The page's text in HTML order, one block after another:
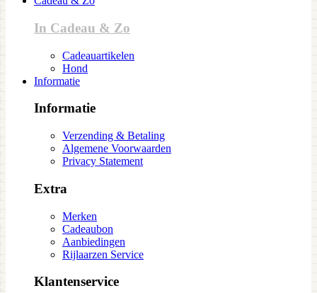
In Cadeau & Zo
Cadeauartikelen
Hond
Informatie
Informatie
Verzending & Betaling
Algemene Voorwaarden
Privacy Statement
Extra
Merken
Cadeaubon
Aanbiedingen
Rijlaarzen Service
Klantenservice